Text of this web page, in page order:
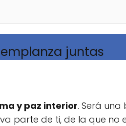
juntas
y paz interior. Será
parte de ti, de la que no